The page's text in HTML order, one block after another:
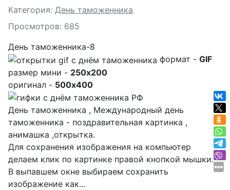
Подробности
Категория: День таможенника
Просмотров: 685
День таможенника-8
формат - GIF
размер мини - 250x200
оригинал - 500x400
День таможенника , Международный день
таможенника - поздравительная картинка ,
анимашка ,открытка.
Для сохранения изображения на компьютер
делаем клик по картинке правой кнопкой мышки.
В выпавшем окне выбираем сохранить
изображение как...